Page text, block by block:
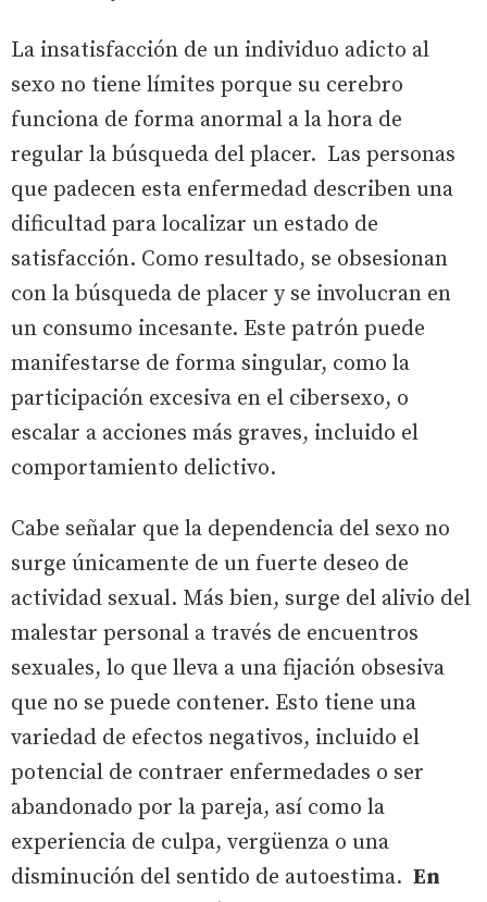
La insatisfacción de un individuo adicto al
sexo no tiene límites porque su cerebro
funciona de forma anormal a la hora de
regular la búsqueda del placer. Las personas
que padecen esta enfermedad describen una
dificultad para localizar un estado de
satisfacción. Como resultado, se obsesionan
con la búsqueda de placer y se involucran en
un consumo incesante. Este patrón puede
manifestarse de forma singular, como la
participación excesiva en el cibersexo, o
escalar a acciones más graves, incluido el
comportamiento delictivo.
Cabe señalar que la dependencia del sexo no
surge únicamente de un fuerte deseo de
actividad sexual. Más bien, surge del alivio del
malestar personal a través de encuentros
sexuales, lo que lleva a una fijación obsesiva
que no se puede contener. Esto tiene una
variedad de efectos negativos, incluido el
potencial de contraer enfermedades o ser
abandonado por la pareja, así como la
experiencia de culpa, vergüenza o una
disminución del sentido de autoestima. En